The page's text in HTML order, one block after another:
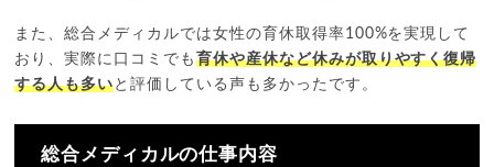
また、総合メディカルでは女性の育休取得率100%を実現して
おり、実際に口コミでも 育休や産休など休みが取りやすく復帰
する人も多いと評価している声も多かったです。
総合メディカルの仕事内容